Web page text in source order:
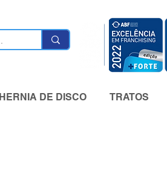
HERNIA DE DISCO TRATOS